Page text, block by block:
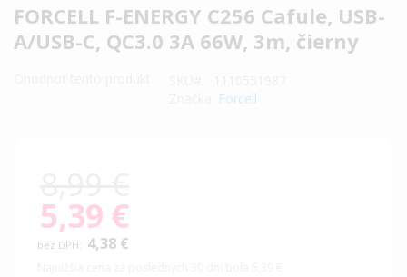
FORCELL F-ENERGY C256 Cafule, USB-
A/USB-C, QC3.0 3A 66W, 3m, čierny
Forcell
Special
Price
5,39 €
4,38 €
Preskočiť
na
začiatok